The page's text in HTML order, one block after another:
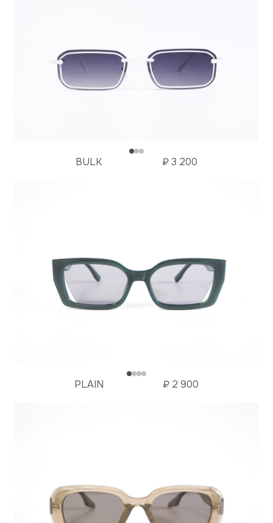
BULK ₽3 200
PLAIN ₽ 2 900